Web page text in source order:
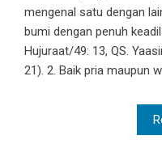
mengenal satu dengan
bumi dengan penuh
Hujuraat/49: 13, QS.
21). 2. Baik pria maupun